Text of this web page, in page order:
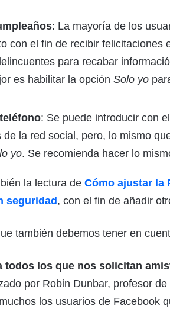
: La mayoría de los
con el fin de recibir felicitaciones
para recabar
es habilitar la opción Solo yo
: Se puede introducir con
de la red social, pero, lo mismo
yo. Se recomienda hacer lo
la lectura de Cómo ajustar la
seguridad, con el fin de añadir
también debemos tener en
todos los que nos solicitan
por Robin Dunbar, profesor
los usuarios de Facebook